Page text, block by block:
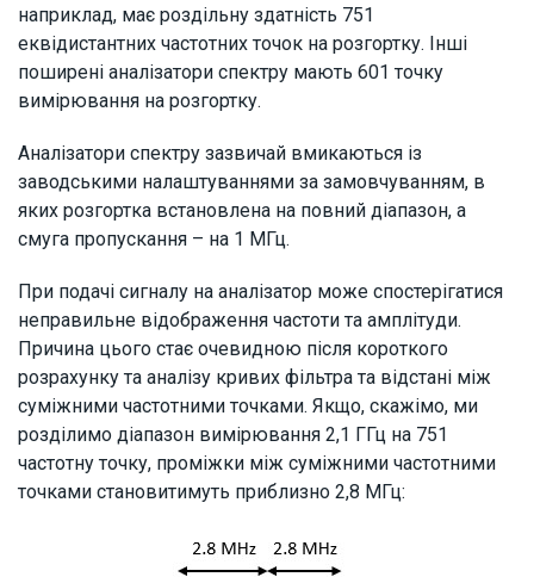
наприклад, має роздільну здатність 751
еквідистантних частотних точок на розгортку. Інші
поширені аналізатори спектру мають 601 точку
вимірювання на розгортку.
Аналізатори спектру зазвичай вмикаються із
заводськими налаштуваннями за замовчуванням, в
яких розгортка встановлена на повний діапазон, а
смуга пропускання – на 1 МГц.
При подачі сигналу на аналізатор може спостерігатися
неправильне відображення частоти та амплітуди.
Причина цього стає очевидною після короткого
розрахунку та аналізу кривих фільтра та відстані між
суміжними частотними точками. Якщо, скажімо, ми
розділимо діапазон вимірювання 2,1 ГГц на 751
частотну точку, проміжки між суміжними частотними
точками становитимуть приблизно 2,8 МГц: